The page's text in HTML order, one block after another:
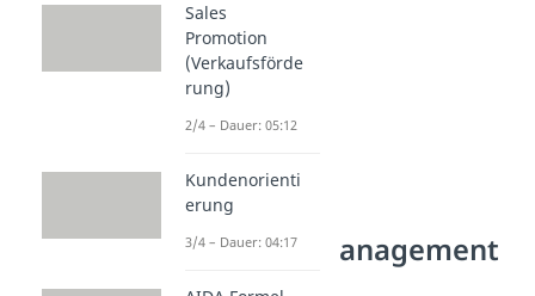
Category Management
Prozess
Sales
Promotion
(Verkaufsförde
rung)
2/4 – Dauer: 05:12
Kundenorienti
erung
3/4 – Dauer: 04:17